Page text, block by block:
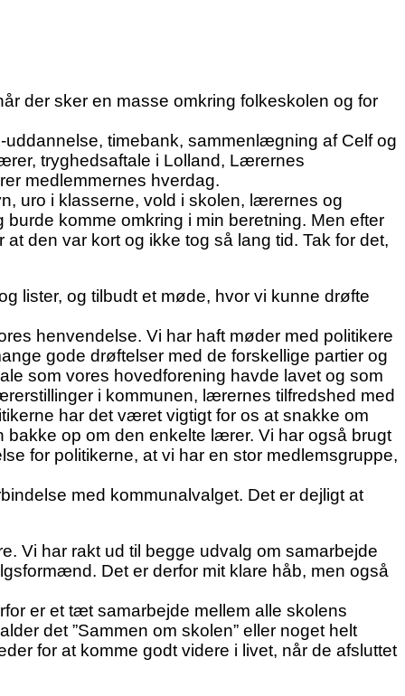
der sker en masse omkring folkeskolen og for
timebank, sammenlægning af Celf og
tryghedsaftale i Lolland, Lærernes
medlemmernes hverdag.
uro i klasserne, vold i skolen, lærernes og
komme omkring i min beretning. Men efter
den var kort og ikke tog så lang tid. Tak for det,
lister, og tilbudt et møde, hvor vi kunne drøfte
henvendelse. Vi har haft møder med politikere
gode drøftelser med de forskellige partier og
som vores hovedforening havde lavet og som
i kommunen, lærernes tilfredshed med
har det været vigtigt for os at snakke om
op om den enkelte lærer. Vi har også brugt
for politikerne, at vi har en stor medlemsgruppe,
med kommunalvalget. Det er dejligt at
Vi har rakt ud til begge udvalg om samarbejde
Det er derfor mit klare håb, men også
er et tæt samarbejde mellem alle skolens
det ”Sammen om skolen” eller noget helt
for at komme godt videre i livet, når de afsluttet